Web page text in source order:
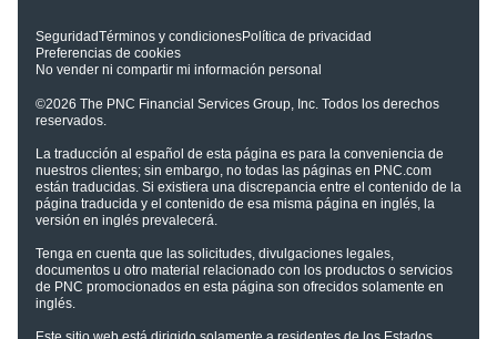
SeguridadTérminos y condicionesPolítica de privacidad
Preferencias de cookies
No vender ni compartir mi información personal
©2026 The PNC Financial Services Group, Inc. Todos los derechos
reservados.
La traducción al español de esta página es para la conveniencia de
nuestros clientes; sin embargo, no todas las páginas en PNC.com
están traducidas. Si existiera una discrepancia entre el contenido de la
página traducida y el contenido de esa misma página en inglés, la
versión en inglés prevalecerá.
Tenga en cuenta que las solicitudes, divulgaciones legales,
documentos u otro material relacionado con los productos o servicios
de PNC promocionados en esta página son ofrecidos solamente en
inglés.